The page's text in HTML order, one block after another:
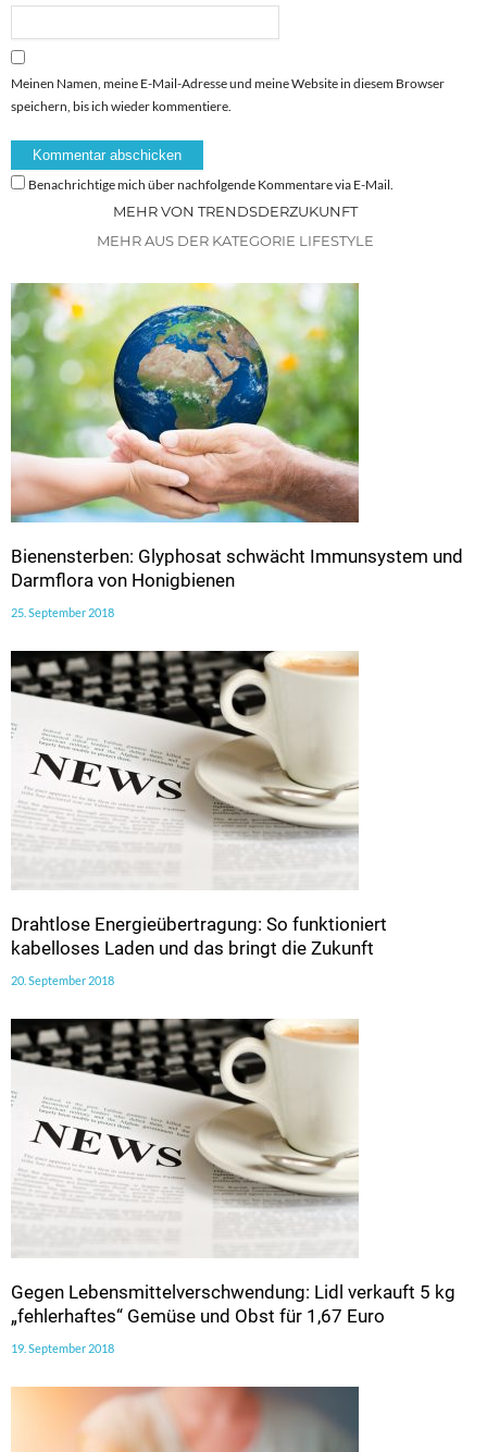
Meinen Namen, meine E-Mail-Adresse und meine Website in diesem Browser
speichern, bis ich wieder kommentiere.
Benachrichtige mich über nachfolgende Kommentare via E-Mail.
MEHR VON TRENDSDERZUKUNFT
MEHR AUS DER KATEGORIE LIFESTYLE
Bienensterben: Glyphosat schwächt Immunsystem und
Darmflora von Honigbienen
25. September 2018
Drahtlose Energieübertragung: So funktioniert
kabelloses Laden und das bringt die Zukunft
20. September 2018
Gegen Lebensmittelverschwendung: Lidl verkauft 5 kg
„fehlerhaftes“ Gemüse und Obst für 1,67 Euro
19. September 2018